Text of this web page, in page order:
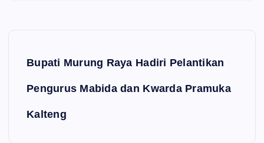
Bupati Murung Raya Hadiri Pelantikan
Pengurus Mabida dan Kwarda Pramuka
Kalteng